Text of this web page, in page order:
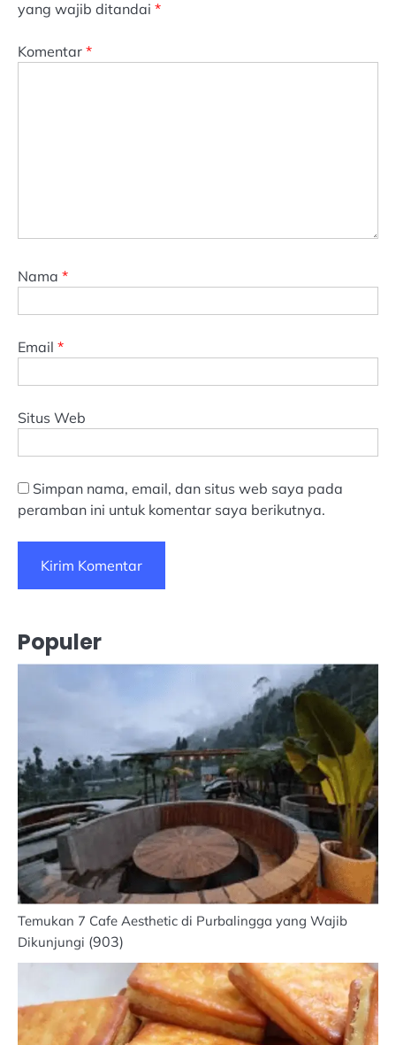
yang wajib ditandai *
Komentar *
Nama *
Email *
Situs Web
Simpan nama, email, dan situs web saya pada
peramban ini untuk komentar saya berikutnya.
Populer
Temukan 7 Cafe Aesthetic di Purbalingga yang Wajib
Dikunjungi (903)